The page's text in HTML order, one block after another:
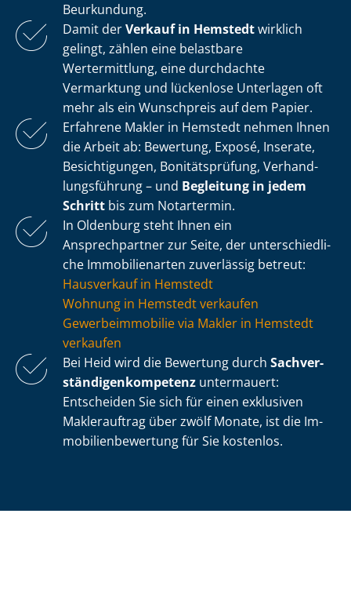
Beurkundung.
Damit derVerkauf in Hemstedtwirklich
gelingt, zählen eine belastbare
Wertermittlung, eine durchdachte
Vermarktung und lückenlose Unterlagen oft
mehr als ein Wunschpreis auf dem Papier.
Erfahrene Makler in Hemstedt nehmen Ihnen
die Arbeit ab: Bewertung, Exposé, Inserate,
Besichtigungen, Bonitätsprüfung, Ver­hand­
lungs­füh­rung – und Begleitung in jedem
Schritt bis zum Notartermin.
In Oldenburg steht Ihnen ein
Ansprechpartner zur Seite, der un­ter­schied­li­
che Immobilienarten zuverlässig betreut:
Hausverkauf in Hemstedt
Wohnung in Hemstedt verkaufen
Ge­wer­be­im­mo­bi­lie via Makler in Hemstedt
verkaufen
Bei Heid wird die Bewertung durch Sach­ver­
stän­di­gen­kom­pe­tenz untermauert:
Entscheiden Sie sich für einen exklusiven
Maklerauftrag über zwölf Monate, ist die Im­
mo­bi­li­en­be­wer­tung für Sie kostenlos.